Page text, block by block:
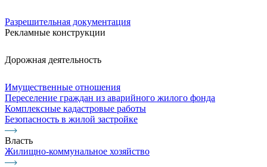
Разрешительная документация
Рекламные конструкции
Дорожная деятельность
Имущественные отношения
Переселение граждан из аварийного жилого фонда
Комплексные кадастровые работы
Безопасность в жилой застройке
Власть
Жилищно-коммунальное хозяйство